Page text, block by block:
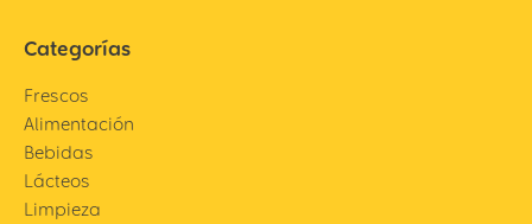
Categorías
Frescos
Alimentación
Bebidas
Lácteos
Limpieza